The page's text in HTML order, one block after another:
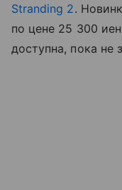
Stranding 2.
по цене 25 300
доступна, пока не